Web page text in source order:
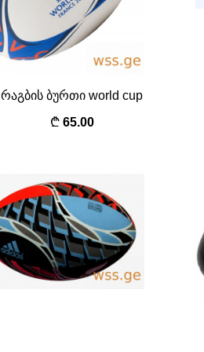
რაგბის ბურთი world cup
65.00